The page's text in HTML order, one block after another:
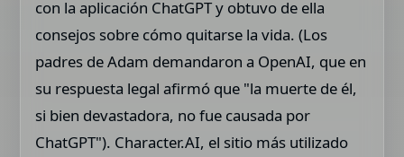
con la aplicación ChatGPT y obtuvo de ella
consejos sobre cómo quitarse la vida. (Los
padres de Adam demandaron a OpenAI, que en
su respuesta legal afirmó que "la muerte de él,
si bien devastadora, no fue causada por
ChatGPT"). Character.AI, el sitio más utilizado